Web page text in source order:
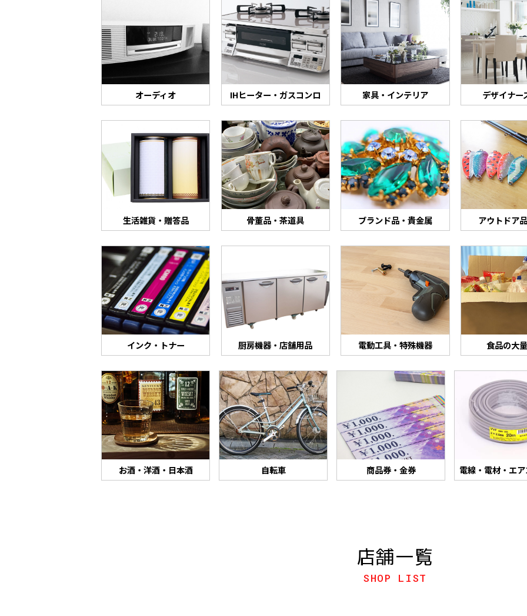
オーディオ IHヒーター・ガスコンロ 家具・インテリア デザイナー
生活雑貨・贈答品 骨董品・茶道具 ブランド品・貴金属 アウトドア
インク・トナー 厨房機器・店舗用品 電動工具・特殊機器 食品の大
お酒・洋酒・日本酒 自転車 商品券・金券 電線・電材・エ
店舗一覧
SHOP LIST